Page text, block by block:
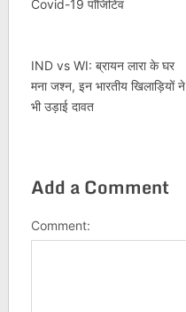
Covid-19 पॉजिटिव
IND vs WI: ब्रायन लारा के घर
मना जश्न, इन भारतीय खिलाड़ियों ने
भी उड़ाई दावत
Add a Comment
Comment: